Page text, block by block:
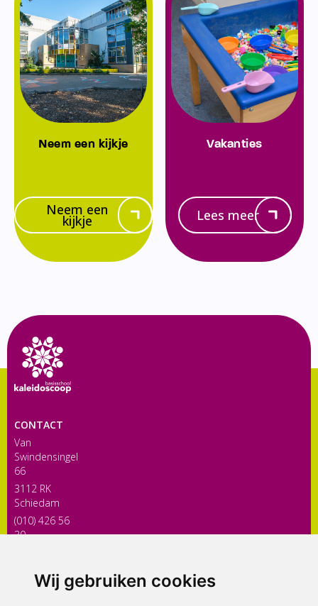
Wij gebruiken cookies
Neem een kijkje
Neem een
kijkje
Vakanties
Lees meer
CONTACT
Van
Swindensingel
66
3112 RK
Schiedam
(010) 426 56
30
ONDERDEEL VAN